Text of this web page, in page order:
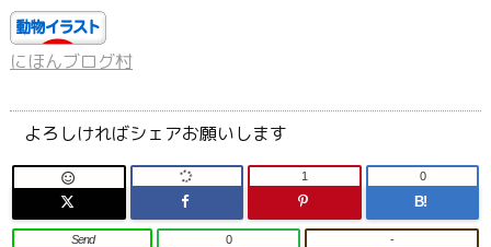
にほんブログ村
よろしければシェアお願いします
 1
B!
0
Send 0 -